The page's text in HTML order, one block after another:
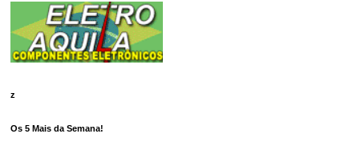
z
Os 5 Mais da Semana!